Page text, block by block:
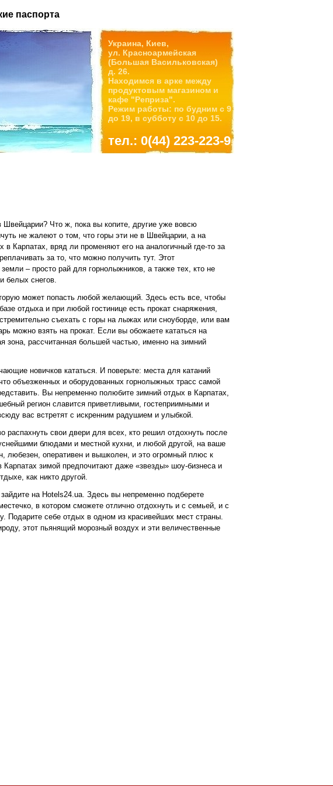
паспорта
Украина, Киев,
ул. Красноармейская
(Большая Васильковская)
д. 26.
Находимся в арке между
продуктовым магазином и
кафе "Реприза".
Режим работы: по будним с 9
до 19, в субботу с 10 до 15.
тел.: 0(44) 223-223-9
Что ж, пока вы копите, другие уже вовсю
не жалеют о том, что горы эти не в Швейцарии, а на
Карпатах, вряд ли променяют его на аналогичный где-то за
за то, что можно получить тут. Этот
– просто рай для горнолыжников, а также тех, кто не
белых снегов.
может попасть любой желающий. Здесь есть все, чтобы
отдыха и при любой гостинице есть прокат снаряжения,
съехать с горы на лыжах или сноуборде, или вам
можно взять на прокат. Если вы обожаете кататься на
зона, рассчитанная большей частью, именно на зимний
новичков кататься. И поверьте: места для катаний
объезженных и оборудованных горнолыжных трасс самой
Вы непременно полюбите зимний отдых в Карпатах,
регион славится приветливыми, гостеприимными и
вас встретят с искренним радушием и улыбкой.
распахнуть свои двери для всех, кто решил отдохнуть после
блюдами и местной кухни, и любой другой, на ваше
любезен, оперативен и вышколен, и это огромный плюс к
зимой предпочитают даже «звезды» шоу-бизнеса и
как никто другой.
на Hotels24.ua. Здесь вы непременно подберете
в котором сможете отлично отдохнуть и с семьей, и с
Подарите себе отдых в одном из красивейших мест страны.
этот пьянящий морозный воздух и эти величественные